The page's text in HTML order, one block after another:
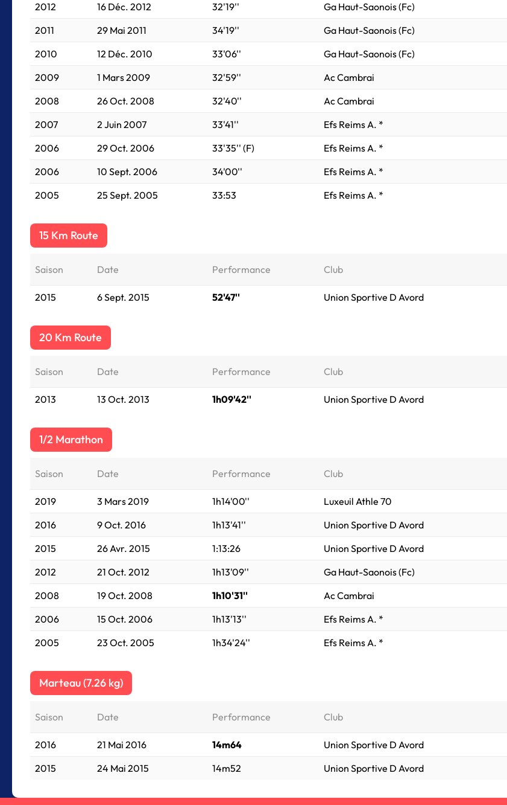
2012
16 Déc. 2012 32'19'' Ga Haut-Saonois (Fc)
2011
29 Mai 2011 34'19'' Ga Haut-Saonois (Fc)
2010
12 Déc. 2010 33'06'' Ga Haut-Saonois (Fc)
2009
1 Mars 2009 32'59'' Ac Cambrai
2008
26 Oct. 2008 32'40'' Ac Cambrai
2007
2 Juin 2007 33'41'' Efs Reims A. *
2006
29 Oct. 2006 33'35'' (F) Efs Reims A. *
2006
10 Sept. 2006 34'00'' Efs Reims A. *
2005
25 Sept. 2005 33:53 Efs Reims A. *
15 Km Route
Saison Date Performance Club
2015 6 Sept. 2015 52'47'' Union Sportive D Avord
20 Km Route
Saison Date Performance Club
2013 13 Oct. 2013 1h09'42'' Union Sportive D Avord
1/2 Marathon
Saison Date Performance Club
2019 3 Mars 2019 1h14'00'' Luxeuil Athle 70
2016
9 Oct. 2016 1h13'41'' Union Sportive D Avord
2015
26 Avr. 2015 1:13:26 Union Sportive D Avord
2012
21 Oct. 2012 1h13'09'' Ga Haut-Saonois (Fc)
2008
19 Oct. 2008 1h10'31'' Ac Cambrai
2006
15 Oct. 2006 1h13'13'' Efs Reims A. *
2005
23 Oct. 2005 1h34'24'' Efs Reims A. *
Marteau (7.26 kg)
Saison Date Performance Club
2016 21 Mai 2016 14m64 Union Sportive D Avord
2015
24 Mai 2015 14m52 Union Sportive D Avord